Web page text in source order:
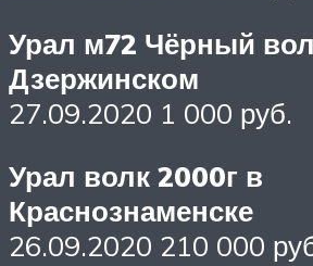
Урал м72 Чёрный
Дзержинском
27.09.2020 1 000 руб.
Урал волк 2000г в
Краснознаменске
26.09.2020 210 000